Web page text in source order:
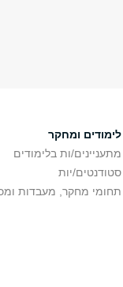
לימודים ומחקר
מתעניינים/ות בלימודים
סטודנטים/יות
תחומי מחקר, מעבדות